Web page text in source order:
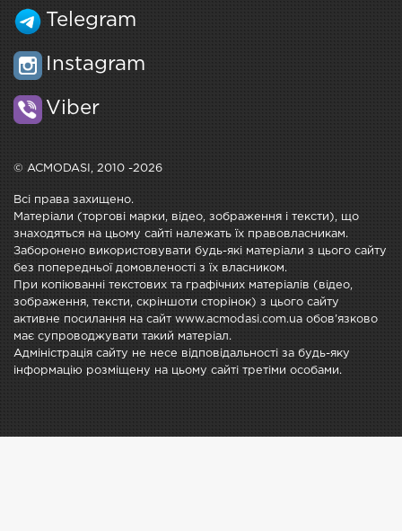
Telegram
Instagram
Viber
© ACMODASI, 2010 -2026
Всі права захищено.
Матеріали (торгові марки, відео, зображення і тексти), що
знаходяться на цьому сайті належать їх правовласникам.
Заборонено використовувати будь-які матеріали з цього сайту
без попередньої домовленості з їх власником.
При копіюванні текстових та графічних матеріалів (відео,
зображення, тексти, скріншоти сторінок) з цього сайту
активне посилання на сайт www.acmodasi.com.ua обов'язково
має супроводжувати такий матеріал.
Адміністрація сайту не несе відповідальності за будь-яку
інформацію розміщену на цьому сайті третіми особами.